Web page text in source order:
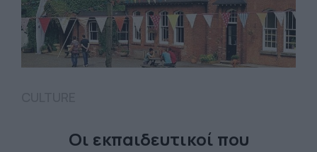
Οι εκπαιδευτικοί που